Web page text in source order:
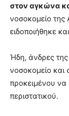
στον αγκώνα
νοσοκομείο
ειδοποιήθηκε
Ήδη, άνδρες της
νοσοκομείο και
προκειμένου να
περιστατικού.